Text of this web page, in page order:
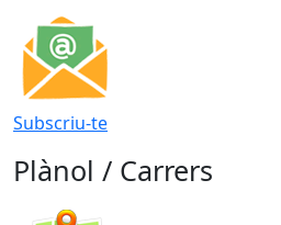
Subscriu-te
Plànol / Carrers